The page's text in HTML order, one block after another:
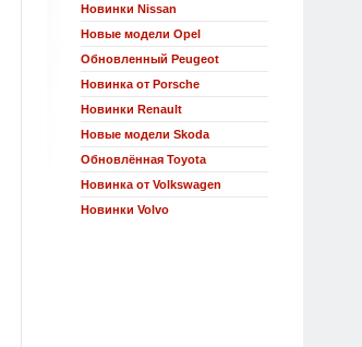
Новинки Nissan
Новые модели Opel
Обновленный Peugeot
Новинка от Porsche
Новинки Renault
Новые модели Skoda
Обновлённая Toyota
Новинка от Volkswagen
Новинки Volvo